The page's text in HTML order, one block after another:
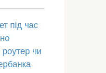
під час
чи